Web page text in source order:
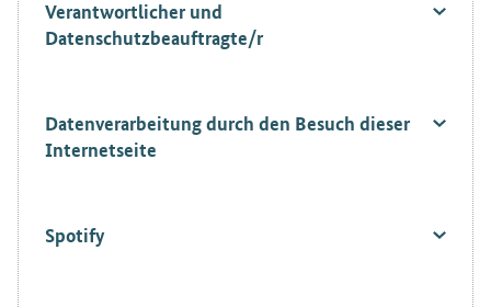
Verantwortlicher und
Datenschutzbeauftragte/r
Datenverarbeitung durch den Besuch dieser
Internetseite
Spotify